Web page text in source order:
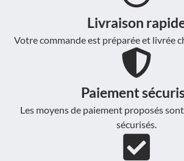
Livraison
Votre commande est préparée et livrée
Paiement
Les moyens de paiement proposés
sécurisés.